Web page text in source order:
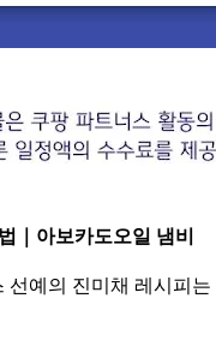
｜아보카도오일 냄비
선예의 진미채 레시피는